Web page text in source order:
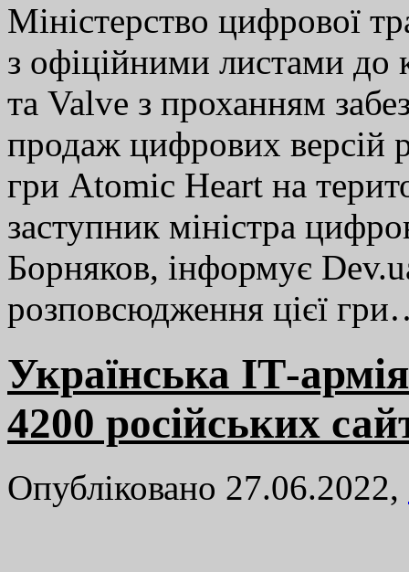
Міністерство цифрової
з офіційними листами
та Valve з проханням
продаж цифрових версій
гри Atomic Heart на
заступник міністра
Борняков, інформує
розповсюдження цієї
Українська IТ-
4200 російських
Опубліковано 27.06.2022,